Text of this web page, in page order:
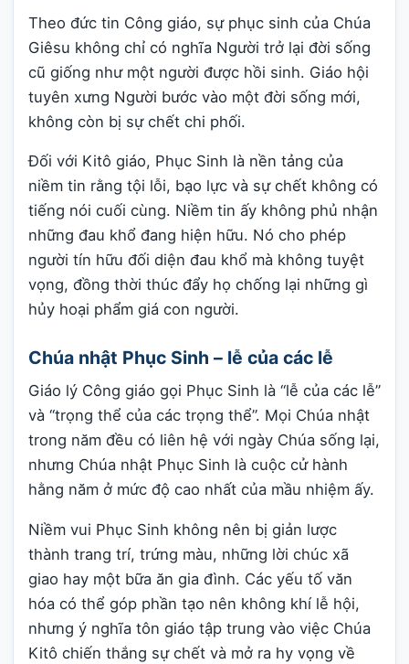
Theo đức tin Công giáo, sự phục sinh của Chúa
Giêsu không chỉ có nghĩa Người trở lại đời sống
cũ giống như một người được hồi sinh. Giáo hội
tuyên xưng Người bước vào một đời sống mới,
không còn bị sự chết chi phối.
Đối với Kitô giáo, Phục Sinh là nền tảng của
niềm tin rằng tội lỗi, bạo lực và sự chết không có
tiếng nói cuối cùng. Niềm tin ấy không phủ nhận
những đau khổ đang hiện hữu. Nó cho phép
người tín hữu đối diện đau khổ mà không tuyệt
vọng, đồng thời thúc đẩy họ chống lại những gì
hủy hoại phẩm giá con người.
Chúa nhật Phục Sinh – lễ của các lễ
Giáo lý Công giáo gọi Phục Sinh là “lễ của các lễ”
và “trọng thể của các trọng thể”. Mọi Chúa nhật
trong năm đều có liên hệ với ngày Chúa sống lại,
nhưng Chúa nhật Phục Sinh là cuộc cử hành
hằng năm ở mức độ cao nhất của mầu nhiệm ấy.
Niềm vui Phục Sinh không nên bị giản lược
thành trang trí, trứng màu, những lời chúc xã
giao hay một bữa ăn gia đình. Các yếu tố văn
hóa có thể góp phần tạo nên không khí lễ hội,
nhưng ý nghĩa tôn giáo tập trung vào việc Chúa
Kitô chiến thắng sự chết và mở ra hy vọng về